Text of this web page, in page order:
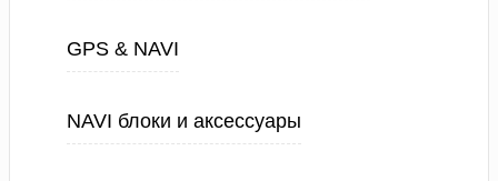
GPS & NAVI
NAVI блоки и аксессуары